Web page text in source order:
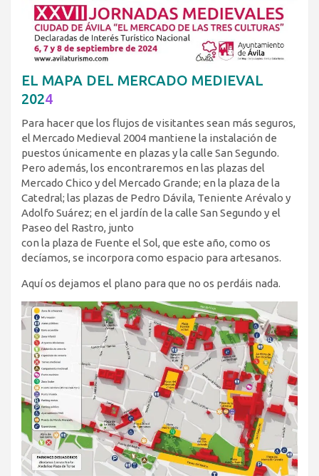
EL MAPA DEL MERCADO MEDIEVAL
2024
Para hacer que los flujos de visitantes sean más seguros,
el Mercado Medieval 2004 mantiene la instalación de
puestos únicamente en plazas y la calle San Segundo.
Pero además, los encontraremos en las plazas del
Mercado Chico y del Mercado Grande; en la plaza de la
Catedral; las plazas de Pedro Dávila, Teniente Arévalo y
Adolfo Suárez; en el jardín de la calle San Segundo y el
Paseo del Rastro, junto
con la plaza de Fuente el Sol, que este año, como os
decíamos, se incorpora como espacio para artesanos.
Aquí os dejamos el plano para que no os perdáis nada.